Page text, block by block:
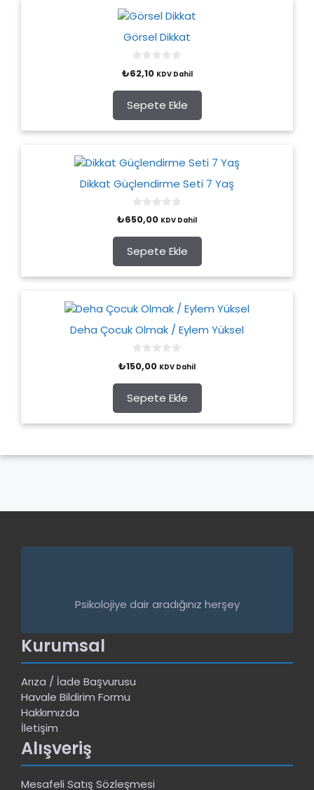
Görsel Dikkat
o
t
o
f
5
₺62,10 KDV Dahil
Sepete Ekle
Dikkat Güçlendirme Seti 7 Yaş
0
o
t
o
f
5
₺650,00 KDV Dahil
Sepete Ekle
Deha Çocuk Olmak / Eylem Yüksel
0
o
t
o
f
5
₺150,00 KDV Dahil
Sepete Ekle
Psikolojiye dair aradığınız herşey
Kurumsal
Arıza / İade Başvurusu
Havale Bildirim Formu
Hakkımızda
İletişim
Alışveriş
Mesafeli Satış Sözleşmesi